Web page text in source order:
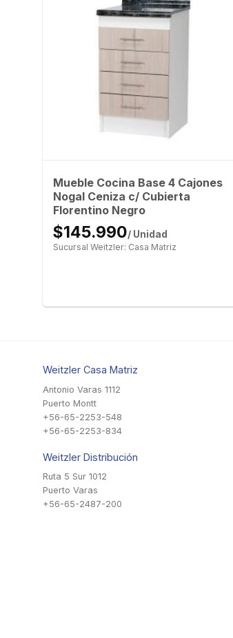
Mueble Cocina Base 4 Cajones
Nogal Ceniza c/ Cubierta
Florentino Negro
$145.990/ Unidad
Sucursal Weitzler: Casa Matriz
Weitzler Casa Matriz
Antonio Varas 1112
Puerto Montt
+56-65-2253-548
+56-65-2253-834
Weitzler Distribución
Ruta 5 Sur 1012
Puerto Varas
+56-65-2487-200